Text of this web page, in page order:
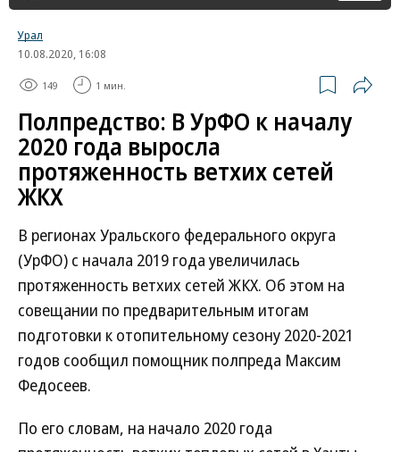
Урал
10.08.2020, 16:08
149 1 мин.
Полпредство: В УрФО к началу
2020 года выросла
протяженность ветхих сетей
ЖКХ
В регионах Уральского федерального округа
(УрФО) с начала 2019 года увеличилась
протяженность ветхих сетей ЖКХ. Об этом на
совещании по предварительным итогам
подготовки к отопительному сезону 2020-2021
годов сообщил помощник полпреда Максим
Федосеев.
По его словам, на начало 2020 года